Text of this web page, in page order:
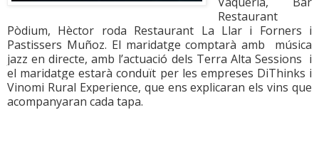
Restaurant
Pòdium, Hèctor roda Restaurant La Llar i Forners i
Pastissers Muñoz. El maridatge comptarà amb música
jazz en directe, amb l’actuació dels Terra Alta Sessions i
el maridatge estarà conduït per les empreses DiThinks i
Vinomi Rural Experience, que ens explicaran els vins que
acompanyaran cada tapa.